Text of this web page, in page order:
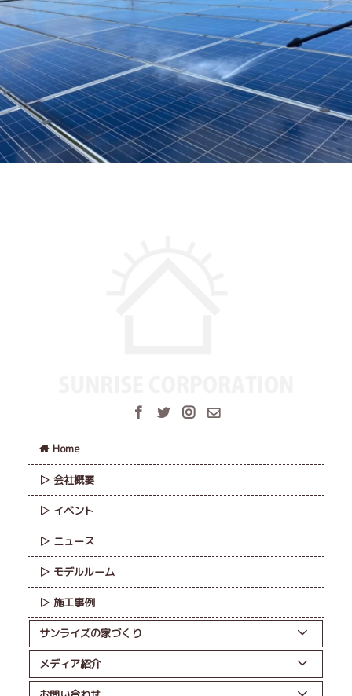
太陽光パネル設置事例
Home
会社概要
イベント
ニュース
モデルルーム
施工事例
サンライズの家づくり
メディア紹介